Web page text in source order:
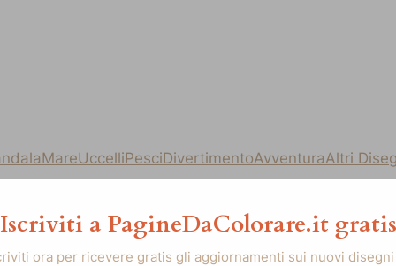
MareUccelliPesciDivertimentoAvventuraAltri
Iscriviti a PagineDaColorare.it gratis
ora per ricevere gratis gli aggiornamenti sui nuovi disegni